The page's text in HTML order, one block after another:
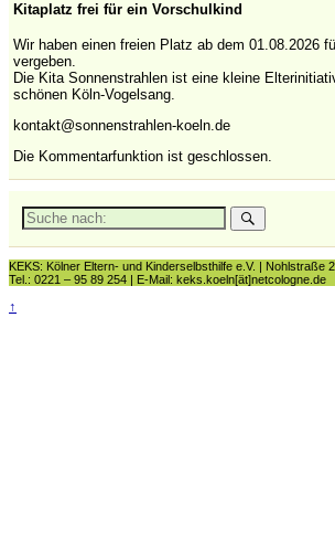
Kitaplatz frei für ein Vorschulkind
Wir haben einen freien Platz ab dem 01.08.2026
vergeben.
Die Kita Sonnenstrahlen ist eine kleine
schönen Köln-Vogelsang.
kontakt@sonnenstrahlen-koeln.de
Die Kommentarfunktion ist geschlossen.
Suche
nach:
KEKS: Kölner Eltern- und Kinderselbsthilfe e.V. | Nohlstraße
Tel.: 0221 – 95 89 254 | E-Mail: keks.koeln[ät]netcologne.de
↑